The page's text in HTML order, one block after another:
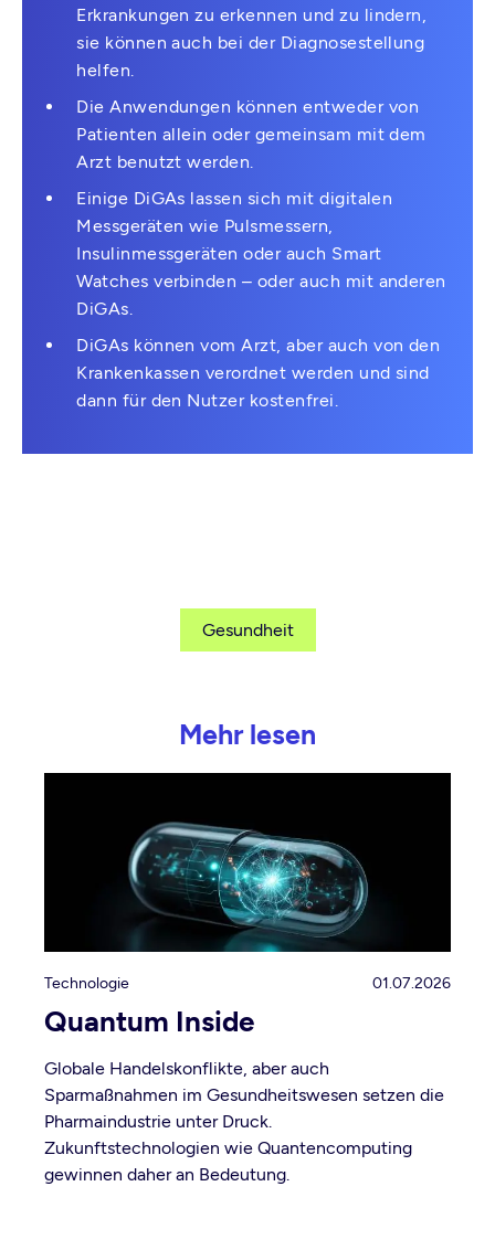
Erkrankungen zu erkennen und zu lindern,
sie können auch bei der Diagnosestellung
helfen.
Die Anwendungen können entweder von
Patienten allein oder gemeinsam mit dem
Arzt benutzt werden.
Einige DiGAs lassen sich mit digitalen
Messgeräten wie Pulsmessern,
Insulinmessgeräten oder auch Smart
Watches verbinden – oder auch mit anderen
DiGAs.
DiGAs können vom Arzt, aber auch von den
Krankenkassen verordnet werden und sind
dann für den Nutzer kostenfrei.
Gesundheit
Mehr lesen
Technologie 01.07.2026
Quantum Inside
Globale Handelskonflikte, aber auch
Sparmaßnahmen im Gesundheitswesen setzen die
Pharmaindustrie unter Druck.
Zukunftstechnologien wie Quantencomputing
gewinnen daher an Bedeutung.